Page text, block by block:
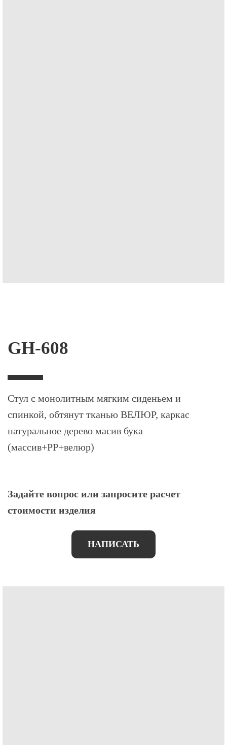
GH-608
Стул c монолитным мягким сиденьем и
спинкой, обтянут тканью ВЕЛЮР, каркас
натуральное дерево масив бука
(массив+PP+велюр)
Задайте вопрос или запросите расчет
стоимости изделия
НАПИСАТЬ